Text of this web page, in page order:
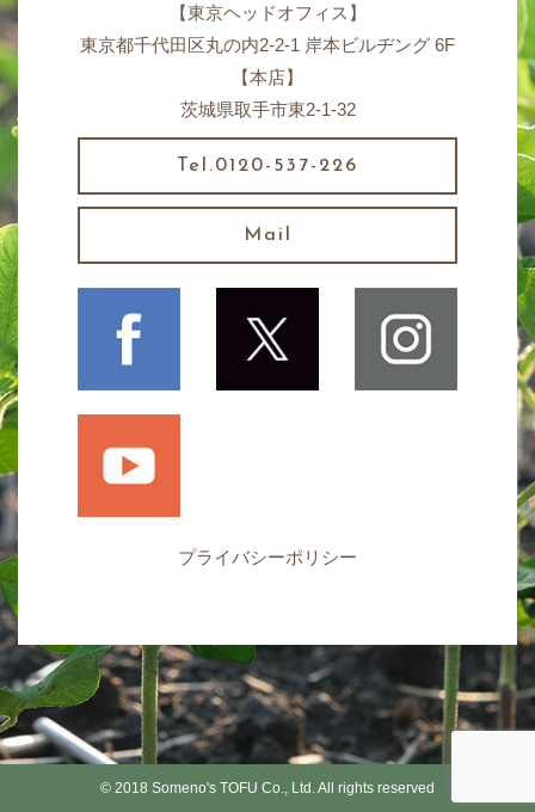
【東京ヘッドオフィス】
東京都千代田区丸の内2-2-1 岸本ビルヂング 6F
【本店】
茨城県取手市東2-1-32
Tel.0120-537-226
Mail
プライバシーポリシー
© 2018 Someno's TOFU Co., Ltd. All rights reserved